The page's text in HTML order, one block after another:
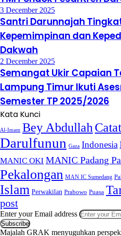
TMI Pondok Pesantren
3 December 2025
Santri Darunnajah
Kepemimpinan dan
Dakwah
2 December 2025
Semangat Ukir Capaian
Lampung Timur Ikuti
Semester TP 2025/2026
Kata Kunci
Al-Imam Bey Abdullah
Darulfunun
MANIC OKI MANIC Padang
Pekalongan
MAN IC Sumedang
Islam
post
Enter your Email address